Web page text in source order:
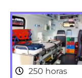
250 horas